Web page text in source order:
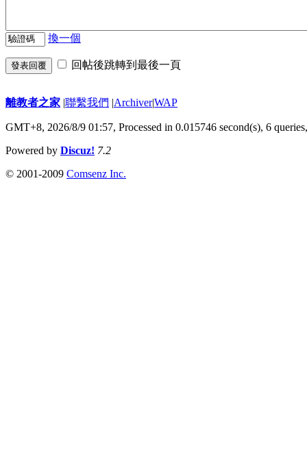
換一個
發表回覆 回帖後跳轉到最後一頁
離教者之家 |聯繫我們 |Archiver|WAP
GMT+8, 2026/8/9 01:57, Processed in 0.015746 second(s), 6
Powered by Discuz! 7.2
© 2001-2009 Comsenz Inc.